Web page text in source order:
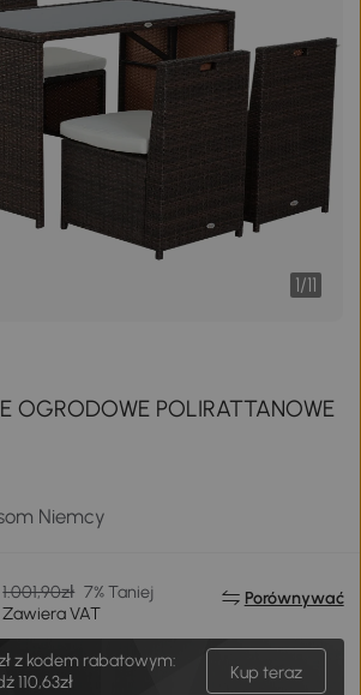
1/11
OGRODOWE POLIRATTANOWE
Niemcy
1.001,90zł 7% Taniej
Zawiera VAT
Porównywać
z kodem rabatowym:
110,63zł
Kup teraz